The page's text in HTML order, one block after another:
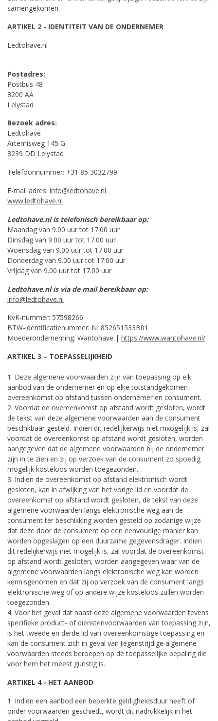
samengekomen.
ARTIKEL 2 - IDENTITEIT VAN DE ONDERNEMER
Ledtohave.nl
Postadres:
Postbus 48
8200 AA
Lelystad
Bezoek adres:
Ledtohave
Artemisweg 145 G
8239 DD Lelystad
Telefoonnummer: +31 85 3032799
E-mail adres: info@ledtohave.nl
www.ledtohave.nl
Ledtohave.nl is telefonisch bereikbaar op:
Maandag van 9.00 uur tot 17.00 uur
Dinsdag van 9.00 uur tot 17.00 uur
Woensdag van 9.00 uur tot 17.00 uur
Donderdag van 9.00 uur tot 17.00 uur
Vrijdag van 9.00 uur tot 17.00 uur
Ledtohave.nl is via de mail bereikbaar op:
info@ledtohave.nl
KvK-nummer: 57598266
BTW-identificatienummer: NL852651533B01
Moederonderneming: Wantohave | https://www.wantohave.nl/
ARTIKEL 3 – TOEPASSELIJKHEID
1. Deze algemene voorwaarden zijn van toepassing op elk
aanbod van de ondernemer en op elke totstandgekomen
overeenkomst op afstand tussen ondernemer en consument.
2. Voordat de overeenkomst op afstand wordt gesloten, wordt
de tekst van deze algemene voorwaarden aan de consument
beschikbaar gesteld. Indien dit redelijkerwijs niet mxogelijk is, zal
voordat de overeenkomst op afstand wordt gesloten, worden
aangegeven dat de algemene voorwaarden bij de ondernemer
zijn in te zien en zij op verzoek van de consument zo spoedig
mogelijk kosteloos worden toegezonden.
3. Indien de overeenkomst op afstand elektronisch wordt
gesloten, kan in afwijking van het vorige lid en voordat de
overeenkomst op afstand wordt gesloten, de tekst van deze
algemene voorwaarden langs elektronische weg aan de
consument ter beschikking worden gesteld op zodanige wijze
dat deze door de consument op een eenvoudige manier kan
worden opgeslagen op een duurzame gegevensdrager. Indien
dit redelijkerwijs niet mogelijk is, zal voordat de overeenkomst
op afstand wordt gesloten, worden aangegeven waar van de
algemene voorwaarden langs elektronische weg kan worden
kennisgenomen en dat zij op verzoek van de consument langs
elektronische weg of op andere wijze kosteloos zullen worden
toegezonden.
4. Voor het geval dat naast deze algemene voorwaarden tevens
specifieke product- of dienstenvoorwaarden van toepassing zijn,
is het tweede en derde lid van overeenkomstige toepassing en
kan de consument zich in geval van tegenstrijdige algemene
voorwaarden steeds beroepen op de toepasselijke bepaling die
voor hem het meest gunstig is.
ARTIKEL 4 - HET AANBOD
1. Indien een aanbod een beperkte geldigheidsduur heeft of
onder voorwaarden geschiedt, wordt dit nadrukkelijk in het